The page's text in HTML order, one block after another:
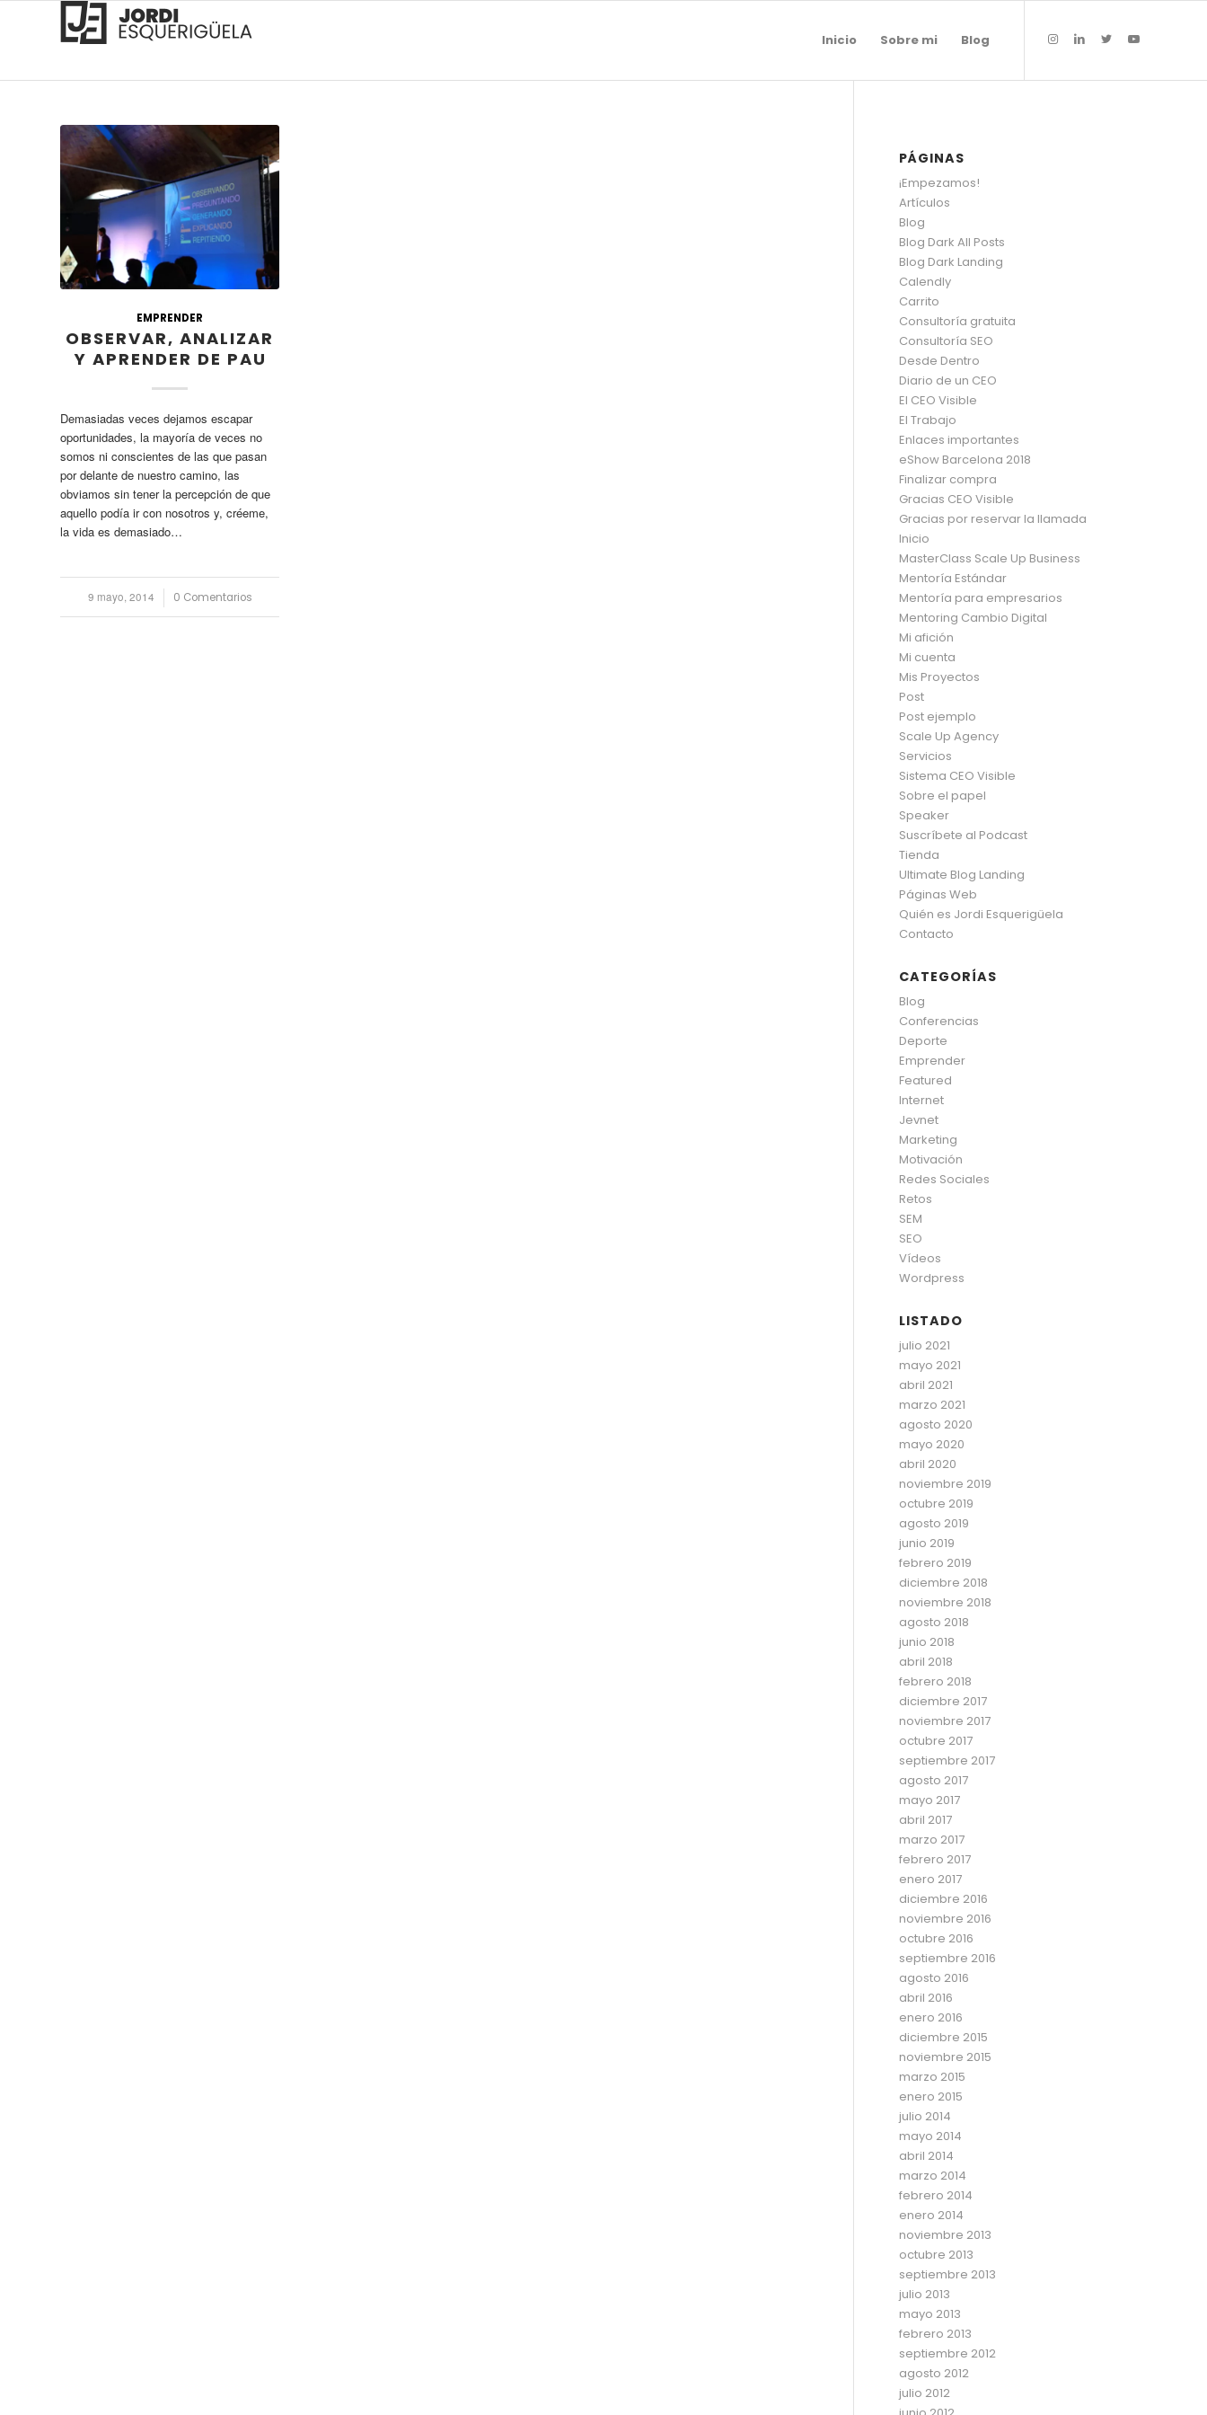
Inicio Sobre mi Blog
EMPRENDER
OBSERVAR, ANALIZAR
Y APRENDER DE PAU
Demasiadas veces dejamos escapar
oportunidades, la mayoría de veces no
somos ni conscientes de las que pasan
por delante de nuestro camino, las
obviamos sin tener la percepción de que
aquello podía ir con nosotros y, créeme,
la vida es demasiado…
9 mayo, 2014
/ 0 Comentarios
PÁGINAS
¡Empezamos!
Artículos
Blog
Blog Dark All Posts
Blog Dark Landing
Calendly
Carrito
Consultoría gratuita
Consultoría SEO
Desde Dentro
Diario de un CEO
El CEO Visible
El Trabajo
Enlaces importantes
eShow Barcelona 2018
Finalizar compra
Gracias CEO Visible
Gracias por reservar la llamada
Inicio
MasterClass Scale Up Business
Mentoría Estándar
Mentoría para empresarios
Mentoring Cambio Digital
Mi afición
Mi cuenta
Mis Proyectos
Post
Post ejemplo
Scale Up Agency
Servicios
Sistema CEO Visible
Sobre el papel
Speaker
Suscríbete al Podcast
Tienda
Ultimate Blog Landing
Páginas Web
Quién es Jordi Esquerigüela
Contacto
CATEGORÍAS
Blog
Conferencias
Deporte
Emprender
Featured
Internet
Jevnet
Marketing
Motivación
Redes Sociales
Retos
SEM
SEO
Vídeos
Wordpress
LISTADO
julio 2021
mayo 2021
abril 2021
marzo 2021
agosto 2020
mayo 2020
abril 2020
noviembre 2019
octubre 2019
agosto 2019
junio 2019
febrero 2019
diciembre 2018
noviembre 2018
agosto 2018
junio 2018
abril 2018
febrero 2018
diciembre 2017
noviembre 2017
octubre 2017
septiembre 2017
agosto 2017
mayo 2017
abril 2017
marzo 2017
febrero 2017
enero 2017
diciembre 2016
noviembre 2016
octubre 2016
septiembre 2016
agosto 2016
abril 2016
enero 2016
diciembre 2015
noviembre 2015
marzo 2015
enero 2015
julio 2014
mayo 2014
abril 2014
marzo 2014
febrero 2014
enero 2014
noviembre 2013
octubre 2013
septiembre 2013
julio 2013
mayo 2013
febrero 2013
septiembre 2012
agosto 2012
julio 2012